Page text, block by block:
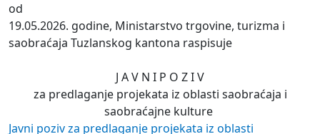
od
19.05.2026. godine, Ministarstvo trgovine, turizma i
saobraćaja Tuzlanskog kantona raspisuje
J A V N I P O Z I V
za predlaganje projekata iz oblasti saobraćaja i
saobraćajne kulture
Javni poziv za predlaganje projekata iz oblasti